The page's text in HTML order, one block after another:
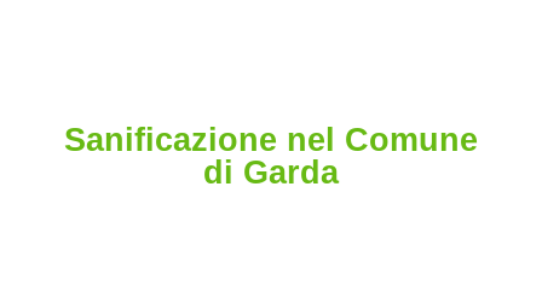
Sanificazione nel Comune
di Garda